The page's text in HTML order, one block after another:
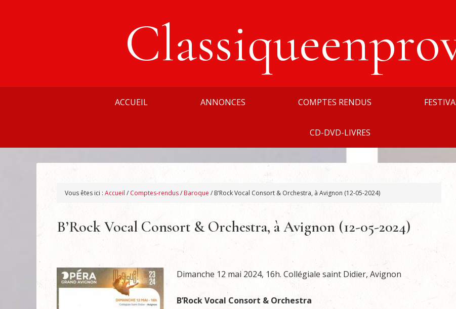
ACCUEIL ANNONCES COMPTES RENDUS
CD-DVD-LIVRES
Vous êtes ici : Accueil / Comptes-rendus/ Baroque / B’Rock Vocal Consort & Orchestra, à Avignon (12-05-2024)
B’Rock Vocal Consort & Orchestra, à Avignon (12-05-2024)
Dimanche 12 mai 2024, 16h. Collégiale saint Didier, Avignon
B’Rock Vocal Consort & Orchestra